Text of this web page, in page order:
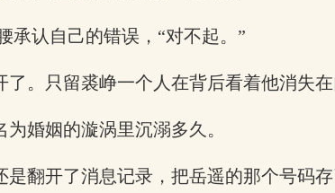
承认自己的错误，“对不起。”
。只留裘峥一个人在背后看着他消失在
婚姻的漩涡里沉溺多久。
翻开了消息记录，把岳遥的那个号码存